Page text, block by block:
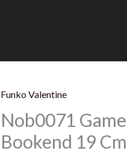
Funko Valentine
Nob0071
Bookend 19 Cm
Pierwotna
cena
ilość
Nob0071
Game
Of